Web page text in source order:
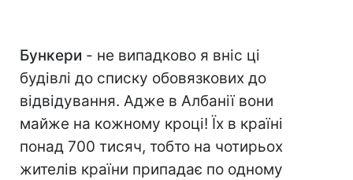
Бункери - не випадково я вніс ці
будівлі до списку обовязкових до
відвідування. Адже в Албанії вони
майже на кожному кроці! Їх в країні
понад 700 тисяч, тобто на чотирьох
жителів країни припадає по одному